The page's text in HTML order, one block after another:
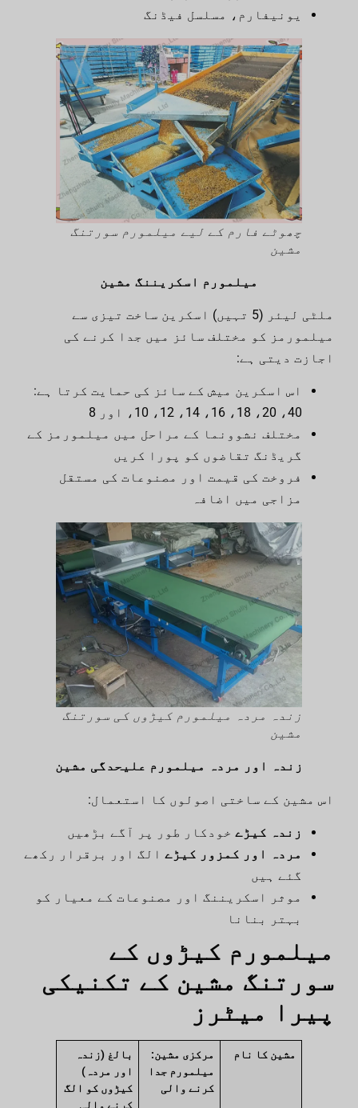
یونیفارم، مسلسل فیڈنگ
چھوٹے فارم کے لیے میلمورم سورتنگ
مشین
میلمورم اسکریننگ مشین
ملٹی لیئر (5 تہیں) اسکرین ساخت تیزی سے
میلمورمز کو مختلف سائز میں جدا کرنے کی
اجازت دیتی ہے:
اس اسکرین میش کے سائز کی حمایت کرتا ہے:
40، 20، 18، 16، 14، 12، 10، اور 8
مختلف نشوونما کے مراحل میں میلمورمز کے
گریڈنگ تقاضوں کو پورا کریں
فروخت کی قیمت اور مصنوعات کی مستقل
مزاجی میں اضافہ
زندہ مردہ میلمورم کیڑوں کی سورتنگ
مشین
زندہ اور مردہ میلمورم علیحدگی مشین
اس مشین کے ساختی اصولوں کا استعمال:
زندہ کیڑے خودکار طور پر آگے بڑھیں
مردہ اور کمزور کیڑے الگ اور برقرار رکھے
گئے ہیں
موثر اسکریننگ اور مصنوعات کے معیار کو
بہتر بنانا
میلمورم کیڑوں کے
سورتنگ مشین کے تکنیکی
پیرا میٹرز
مشین کا نام
مرکزی مشین:
میلمورم جدا
کرنے والی
بالغ (زندہ
اور مردہ)
کیڑوں کو الگ